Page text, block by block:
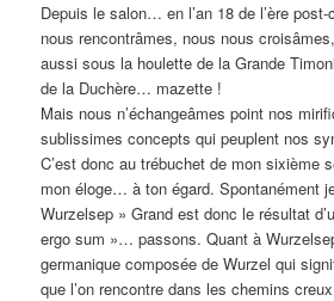
Depuis le salon… en l’an 18 de l’ère
nous rencontrâmes, nous nous
aussi sous la houlette de la Grande
de la Duchère… mazette !
Mais nous n’échangeâmes point nos
sublissimes concepts qui peuplent nos
C’est donc au trébuchet de mon sixième
mon éloge… à ton égard. Spontanément
Wurzelsep » Grand est donc le résultat
ergo sum »… passons. Quant à
germanique composée de Wurzel qui
que l’on rencontre dans les chemins